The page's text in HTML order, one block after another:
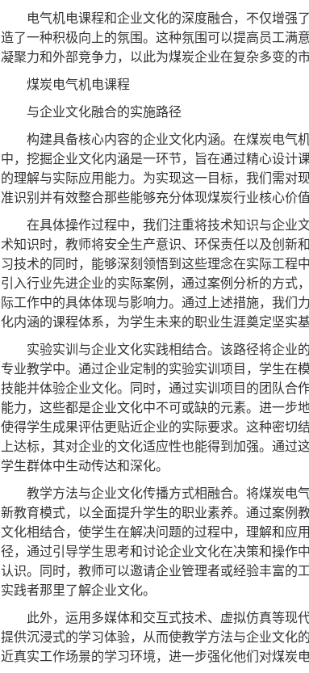
电气机电课程和企业文化的深度融合，不仅增强
造了一种积极向上的氛围。这种氛围可以提高员工满
凝聚力和外部竞争力，以此为煤炭企业在复杂多变的
煤炭电气机电课程
与企业文化融合的实施路径
构建具备核心内容的企业文化内涵。在煤炭电气
中，挖掘企业文化内涵是一环节，旨在通过精心设计
的理解与实际应用能力。为实现这一目标，我们需对
准识别并有效整合那些能够充分体现煤炭行业核心价
在具体操作过程中，我们注重将技术知识与企业
术知识时，教师将安全生产意识、环保责任以及创新
习技术的同时，能够深刻领悟到这些理念在实际工程
引入行业先进企业的实际案例，通过案例分析的方式
际工作中的具体体现与影响力。通过上述措施，我们
化内涵的课程体系，为学生未来的职业生涯奠定坚实基
实验实训与企业文化实践相结合。该路径将企业
专业教学中。通过企业定制的实验实训项目，学生在
技能并体验企业文化。同时，通过实训项目的团队合
能力，这些都是企业文化中不可或缺的元素。进一步
使得学生成果评估更贴近企业的实际要求。这种密切
上达标，其对企业的文化适应性也能得到加强。通过
学生群体中生动传达和深化。
教学方法与企业文化传播方式相融合。将煤炭电
新教育模式，以全面提升学生的职业素养。通过案例
文化相结合，使学生在解决问题的过程中，理解和应
径，通过引导学生思考和讨论企业文化在决策和操作
认识。同时，教师可以邀请企业管理者或经验丰富的
实践者那里了解企业文化。
此外，运用多媒体和交互式技术、虚拟仿真等现
提供沉浸式的学习体验，从而使教学方法与企业文化
近真实工作场景的学习环境，进一步强化他们对煤炭